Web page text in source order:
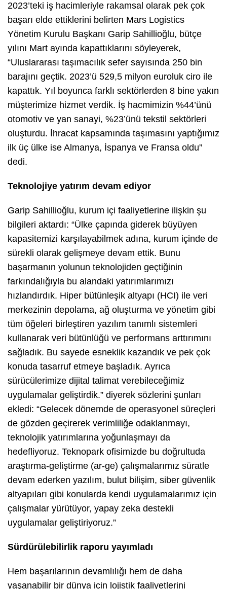
2023’teki iş hacimleriyle rakamsal olarak pek çok
başarı elde ettiklerini belirten Mars Logistics
Yönetim Kurulu Başkanı Garip Sahillioğlu, bütçe
yılını Mart ayında kapattıklarını söyleyerek,
“Uluslararası taşımacılık sefer sayısında 250 bin
barajını geçtik. 2023’ü 529,5 milyon euroluk ciro ile
kapattık. Yıl boyunca farklı sektörlerden 8 bine yakın
müşterimize hizmet verdik. İş hacmimizin %44’ünü
otomotiv ve yan sanayi, %23’ünü tekstil sektörleri
oluşturdu. İhracat kapsamında taşımasını yaptığımız
ilk üç ülke ise Almanya, İspanya ve Fransa oldu”
dedi.
Teknolojiye yatırım devam ediyor
Garip Sahillioğlu, kurum içi faaliyetlerine ilişkin şu
bilgileri aktardı: “Ülke çapında giderek büyüyen
kapasitemizi karşılayabilmek adına, kurum içinde de
sürekli olarak gelişmeye devam ettik. Bunu
başarmanın yolunun teknolojiden geçtiğinin
farkındalığıyla bu alandaki yatırımlarımızı
hızlandırdık. Hiper bütünleşik altyapı (HCI) ile veri
merkezinin depolama, ağ oluşturma ve yönetim gibi
tüm öğeleri birleştiren yazılım tanımlı sistemleri
kullanarak veri bütünlüğü ve performans arttırımını
sağladık. Bu sayede esneklik kazandık ve pek çok
konuda tasarruf etmeye başladık. Ayrıca
sürücülerimize dijital talimat verebileceğimiz
uygulamalar geliştirdik.” diyerek sözlerini şunları
ekledi: “Gelecek dönemde de operasyonel süreçleri
de gözden geçirerek verimliliğe odaklanmayı,
teknolojik yatırımlarına yoğunlaşmayı da
hedefliyoruz. Teknopark ofisimizde bu doğrultuda
araştırma-geliştirme (ar-ge) çalışmalarımız süratle
devam ederken yazılım, bulut bilişim, siber güvenlik
altyapıları gibi konularda kendi uygulamalarımız için
çalışmalar yürütüyor, yapay zeka destekli
uygulamalar geliştiriyoruz.”
Sürdürülebilirlik raporu yayımladı
Hem başarılarının devamlılığı hem de daha
yaşanabilir bir dünya için lojistik faaliyetlerini